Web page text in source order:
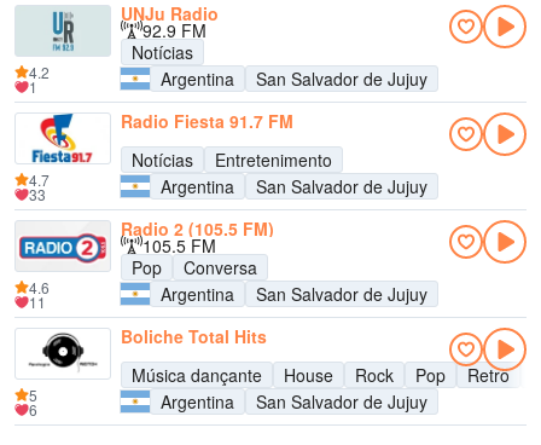
UNJu Radio
92.9 FM
Notícias
Argentina
San Salvador de Jujuy
4.2
1
Radio Fiesta 91.7 FM
Notícias
Entretenimento
Argentina
San Salvador de Jujuy
4.7
33
Radio 2 (105.5 FM)
105.5 FM
Pop
Conversa
Argentina
San Salvador de Jujuy
4.6
11
Boliche Total Hits
Música dançante
House Rock Pop Retrô
Argentina
San Salvador de Jujuy
5
6